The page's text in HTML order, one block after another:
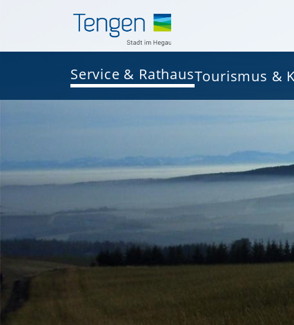
Service & RathausTourismus &